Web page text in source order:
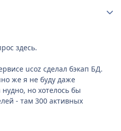
здесь.
ucoz сделал бэкап БД.
же я не буду даже
но хотелось бы
- там 300 активных